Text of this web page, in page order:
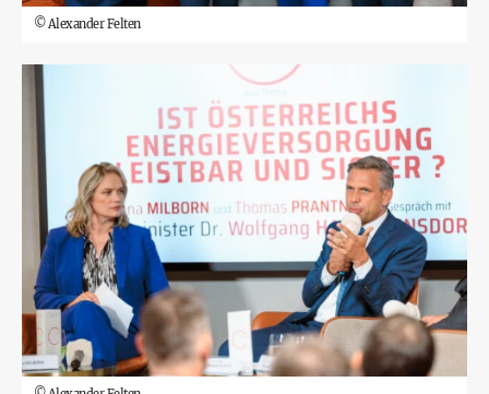
©Alexander Felten